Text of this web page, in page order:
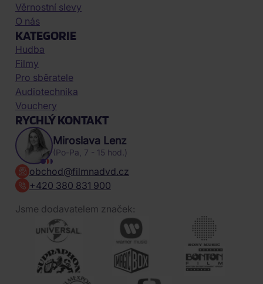
Věrnostní slevy
O nás
KATEGORIE
Hudba
Filmy
Pro sběratele
Audiotechnika
Vouchery
RYCHLÝ KONTAKT
Miroslava Lenz
(Po-Pa, 7 - 15 hod.)
obchod@filmnadvd.cz
+420 380 831 900
Jsme dodavatelem značek: